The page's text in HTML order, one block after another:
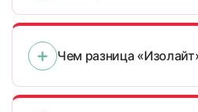
35 Чем разница